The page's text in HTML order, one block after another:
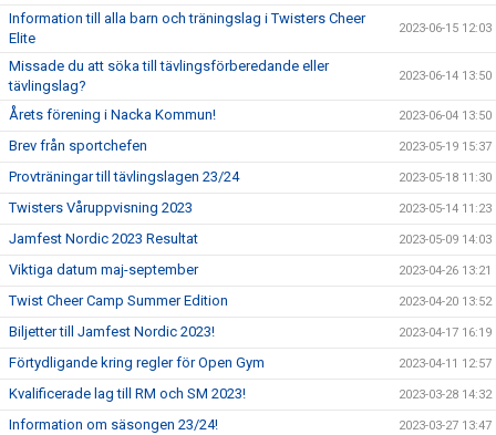
Information till alla barn och träningslag i Twisters Cheer
Elite
2023-06-15 12:03
Missade du att söka till tävlingsförberedande eller
tävlingslag?
2023-06-14 13:50
Årets förening i Nacka Kommun! 2023-06-04 13:50
Brev från sportchefen 2023-05-19 15:37
Provträningar till tävlingslagen 23/24 2023-05-18 11:30
Twisters Våruppvisning 2023 2023-05-14 11:23
Jamfest Nordic 2023 Resultat 2023-05-09 14:03
Viktiga datum maj-september 2023-04-26 13:21
Twist Cheer Camp Summer Edition 2023-04-20 13:52
Biljetter till Jamfest Nordic 2023! 2023-04-17 16:19
Förtydligande kring regler för Open Gym 2023-04-11 12:57
Kvalificerade lag till RM och SM 2023! 2023-03-28 14:32
Information om säsongen 23/24! 2023-03-27 13:47